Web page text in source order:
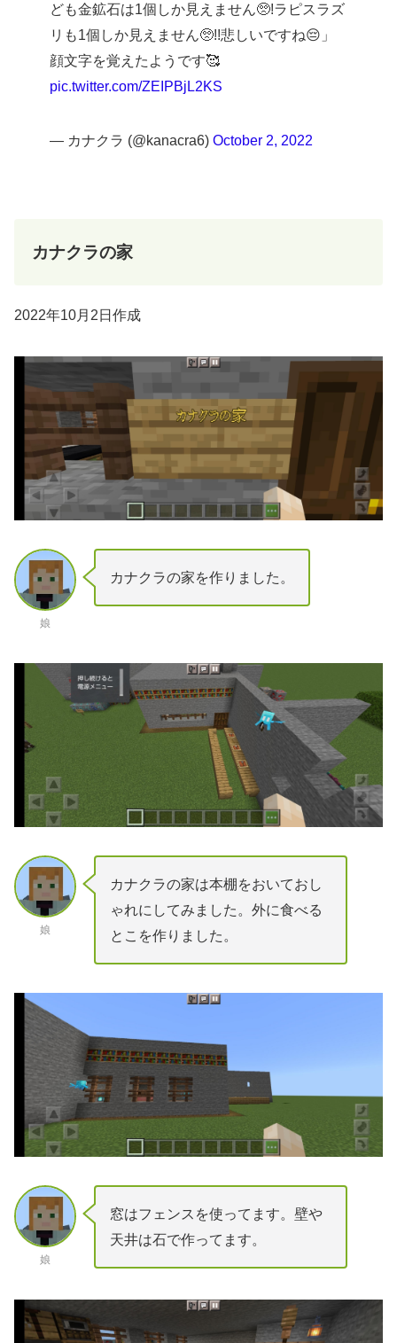
ども金鉱石は1個しか見えません🥺!ラピスラズ
リも1個しか見えません🥺!!悲しいですね😔」
顔文字を覚えたようです🥰
pic.twitter.com/ZEIPBjL2KS
— カナクラ (@kanacra6) October 2, 2022
カナクラの家
2022年10月2日作成
娘
カナクラの家を作りました。
娘
カナクラの家は本棚をおいておし
ゃれにしてみました。外に食べる
とこを作りました。
娘
窓はフェンスを使ってます。壁や
天井は石で作ってます。